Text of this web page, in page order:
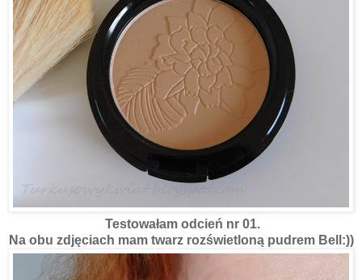
Testowałam odcień nr 01.
Na obu zdjęciach mam twarz rozświetloną pudrem Bell:))